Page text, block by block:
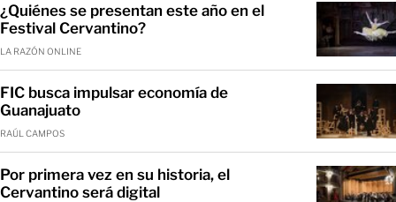
¿Quiénes se presentan este año en el
Festival Cervantino?
LA RAZÓN ONLINE
FIC busca impulsar economía de
Guanajuato
RAÚL CAMPOS
Por primera vez en su historia, el
Cervantino será digital